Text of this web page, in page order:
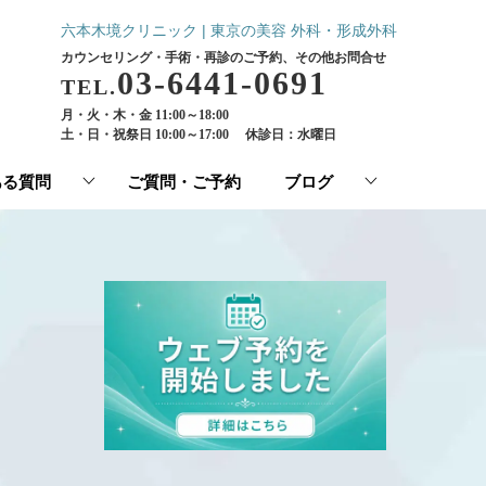
六本木境クリニック | 東京の美容 外科・形成外科
カウンセリング・手術・再診のご予約、その他お問合せ
TEL.03-6441-0691
月・火・木・金 11:00～18:00
土・日・祝祭日 10:00～17:00
休診日：水曜日
質問 ご質問・ご予約 ブログ